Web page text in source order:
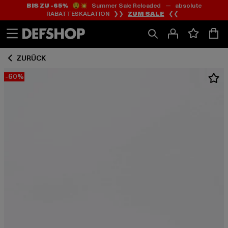
Zum
Inhalt
springen
Zum
Fußzeile
springen
BIS ZU -65%😲💥 Summer Sale Reloaded — absolute
RABATTESKALATION ❯❯ ZUM SALE ❮❮
ZURÜCK
-60%